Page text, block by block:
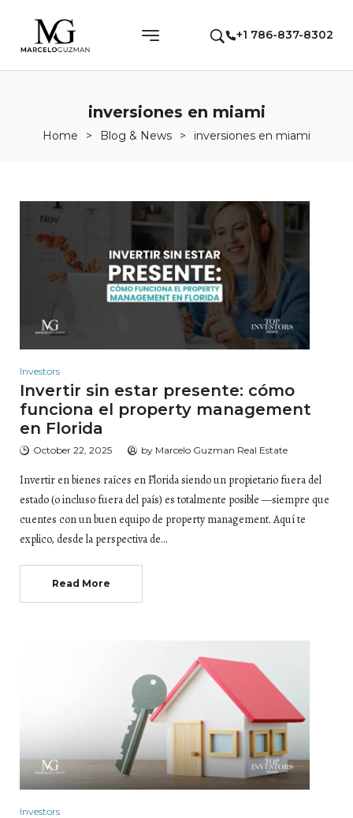
+1 786-837-8302
inversiones en miami
Home > Blog & News > inversiones en miami
Investors
Invertir sin estar presente: cómo
funciona el property management
en Florida
October 22, 2025 by Marcelo Guzman Real Estate
Invertir en bienes raíces en Florida siendo un propietario fuera del
estado (o incluso fuera del país) es totalmente posible —siempre que
cuentes con un buen equipo de property management. Aquí te
explico, desde la perspectiva de…
Read More
Investors